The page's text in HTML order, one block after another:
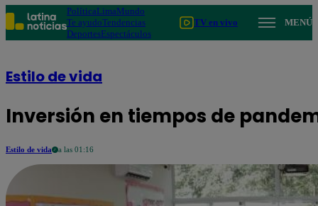
PolíticaLimaMundo
Te ayudoTendencias
DeportesEspectáculos
TV en vivo MENÚ
Estilo de vida
Inversión en tiempos de
Estilo de vida a las 01:16